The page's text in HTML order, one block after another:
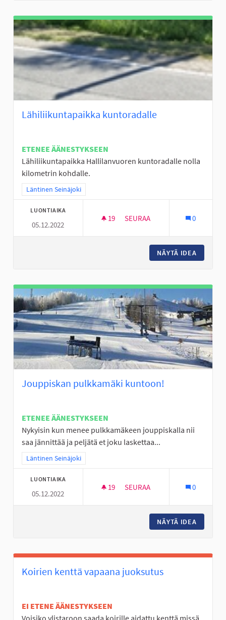
Lähiliikuntapaikka kuntoradalle
ETENEE ÄÄNESTYKSEEN
Lähiliikuntapaikka Hallilanvuoren kuntoradalle nolla
kilometrin kohdalle.
Rajaa tulokset teeman mukaan: Läntinen Seinäjoki
Läntinen Seinäjoki
LUONTIAIKA
05.12.2022
19 19 SEURAAJAA
SEURAA 0
NÄYTÄ IDEA
Jouppiskan pulkkamäki kuntoon!
ETENEE ÄÄNESTYKSEEN
Nykyisin kun menee pulkkamäkeen jouppiskalla nii
saa jännittää ja peljätä et joku laskettaa...
Rajaa tulokset teeman mukaan: Läntinen Seinäjoki
Läntinen Seinäjoki
LUONTIAIKA
05.12.2022
19 19 SEURAAJAA
SEURAA 0
NÄYTÄ IDEA
Koirien kenttä vapaana juoksutus
EI ETENE ÄÄNESTYKSEEN